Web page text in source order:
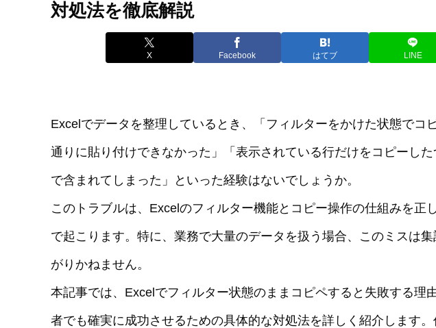
対処法を徹底解説
X Facebook はてブ LINE
Excelでデータを整理しているとき、「フィルターをかけた状態でコ
通りに貼り付けできなかった」「表示されている行だけをコピーし
で含まれてしまった」といった経験はないでしょうか。
このトラブルは、Excelのフィルター機能とコピー操作の仕組みを正
で起こります。特に、業務で大量のデータを扱う場合、このミスは
がりかねません。
本記事では、Excelでフィルター状態のままコピペすると失敗する理
者でも確実に成功させるための具体的な対処法を詳しく紹介します